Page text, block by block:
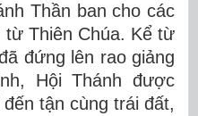
Thần ban cho các
Thiên Chúa. Kể từ
đứng lên rao giảng
Hội Thánh được
tận cùng trái đất,